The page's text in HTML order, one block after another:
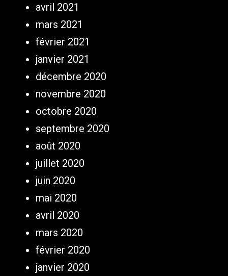
avril 2021
mars 2021
février 2021
janvier 2021
décembre 2020
novembre 2020
octobre 2020
septembre 2020
août 2020
juillet 2020
juin 2020
mai 2020
avril 2020
mars 2020
février 2020
janvier 2020